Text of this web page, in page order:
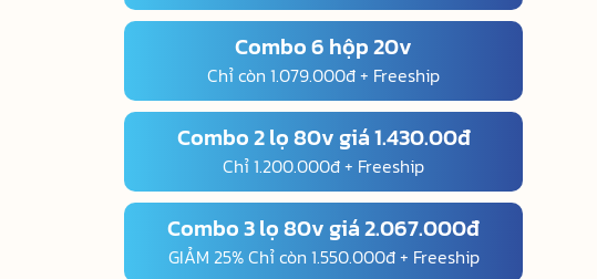
Combo 6 hộp 20v
Chỉ còn 1.079.000đ + Freeship
Combo 2 lọ 80v giá 1.430.00đ
Chỉ 1.200.000đ + Freeship
Combo 3 lọ 80v giá 2.067.000đ
GIẢM 25% Chỉ còn 1.550.000đ + Freeship